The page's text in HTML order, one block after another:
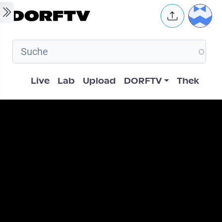
Skip to main content User
Hauptnavigation
Live Lab Upload DORFTV Thek